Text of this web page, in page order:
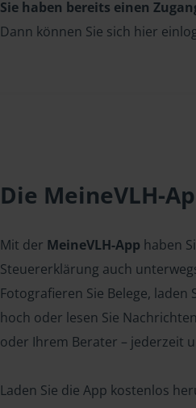
Sie haben bereits einen
Dann können Sie sich hier
Die MeineVLH-
Mit der MeineVLH-App haben
Steuererklärung auch
Fotografieren Sie Belege, laden
hoch oder lesen Sie
oder Ihrem Berater – jederzeit
Laden Sie die App kostenlos